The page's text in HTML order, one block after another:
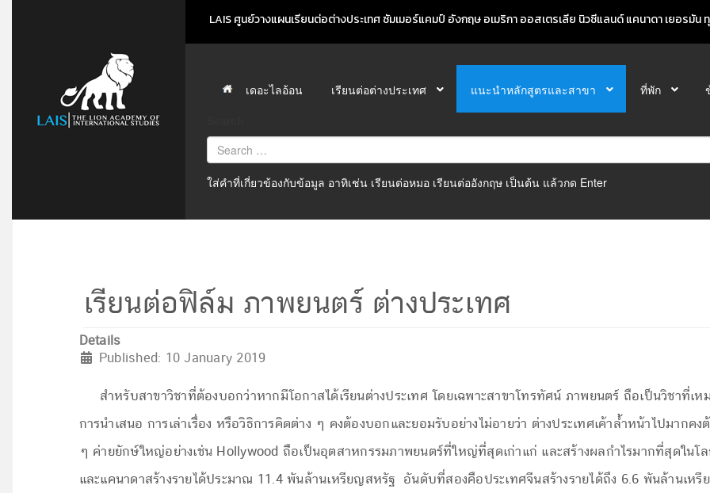
LAIS ศูนย์วางแผนเรียนต่อต่างประเทศ ซัมเมอร์แคมป์ อังกฤษ อเมริกา ออสเตรเลีย นิวซีแลนด์ แคนาดา เยอรมัน
เดอะไลอ้อน เรียนต่อต่างประเทศ แนะนำหลักสูตรและสาขา ที่พัก
ใส่คำที่เกี่ยวข้องกับข้อมูล อาทิเช่น เรียนต่อหมอ เรียนต่ออังกฤษ เป็นต้น แล้วกด Enter
เรียนต่อฟิล์ม ภาพยนตร์ ต่างประเทศ
Details
Published: 10 January 2019
สำหรับสาขาวิชาที่ต้องบอกว่าหากมีโอกาสได้เรียนต่างประเทศ โดยเฉพาะสาขาโทรทัศน์ ภาพยนตร์ ถือเป็นวิชาที่เหม
การนำเสนอ การเล่าเรื่อง หรือวิธิการคิดต่าง ๆ คงต้องบอกและยอมรับอย่างไม่อายว่า ต่างประเทศเค้าล้ำหน้าไปมากค
ๆ ค่ายยักษ์ใหญ่อย่างเช่น Hollywood ถือเป็นอุตสาหกรรมภาพยนตร์ที่ใหญ่ที่สุดเก่าแก่ และสร้างผลกำไรมากที่สุดในโ
และแคนาดาสร้างรายได้ประมาณ 11.4 พันล้านเหรียญสหรัฐ อันดับที่สองคือประเทศจีนสร้างรายได้ถึง 6.6 พันล้านเ